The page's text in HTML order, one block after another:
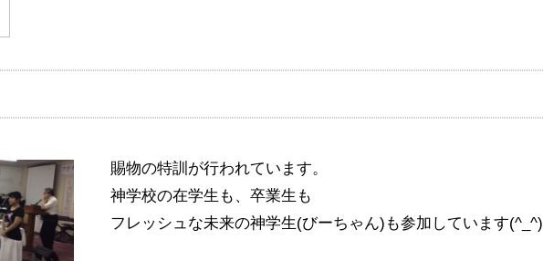
賜物の特訓が行われています。
神学校の在学生も、卒業生も
フレッシュな未来の神学生(びーちゃん)も参加しています(^_^)